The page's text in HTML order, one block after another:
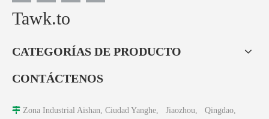
Tawk.to
CATEGORÍAS DE PRODUCTO
CONTÁCTENOS
 Zona Industrial Aishan, Ciudad Yanghe, Jiaozhou, Qingdao,